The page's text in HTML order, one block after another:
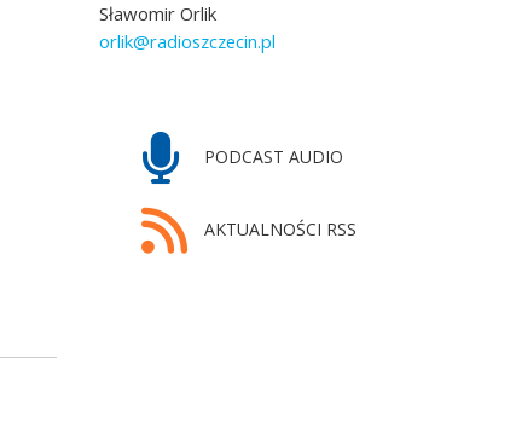
Sławomir Orlik
orlik@radioszczecin.pl
PODCAST AUDIO
AKTUALNOŚCI RSS